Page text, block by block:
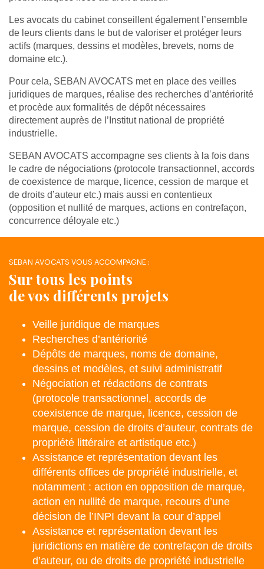
Les avocats du cabinet conseillent également l’ensemble
de leurs clients dans le but de valoriser et protéger leurs
actifs (marques, dessins et modèles, brevets, noms de
domaine etc.).
Pour cela, SEBAN AVOCATS met en place des veilles
juridiques de marques, réalise des recherches d’antériorité
et procède aux formalités de dépôt nécessaires
directement auprès de l’Institut national de propriété
industrielle.
SEBAN AVOCATS accompagne ses clients à la fois dans
le cadre de négociations (protocole transactionnel, accords
de coexistence de marque, licence, cession de marque et
de droits d’auteur etc.) mais aussi en contentieux
(opposition et nullité de marques, actions en contrefaçon,
concurrence déloyale etc.)
SEBAN AVOCATS VOUS ACCOMPAGNE :
Sur tous les points
de vos différents projets
Veille juridique de marques
Recherches d’antériorité
Dépôts de marques, noms de domaine,
dessins et modèles, et suivi administratif
Négociation et rédactions de contrats
(protocole transactionnel, accords de
coexistence de marque, licence, cession de
marque, cession de droits d’auteur, contrats de
propriété littéraire et artistique etc.)
Assistance et représentation devant les
différents offices de propriété industrielle, et
notamment : action en opposition de marque,
action en nullité de marque, recours d’une
décision de l’INPI devant la cour d’appel
Assistance et représentation devant les
juridictions en matière de contrefaçon de droits
d’auteur, ou de droits de propriété industrielle